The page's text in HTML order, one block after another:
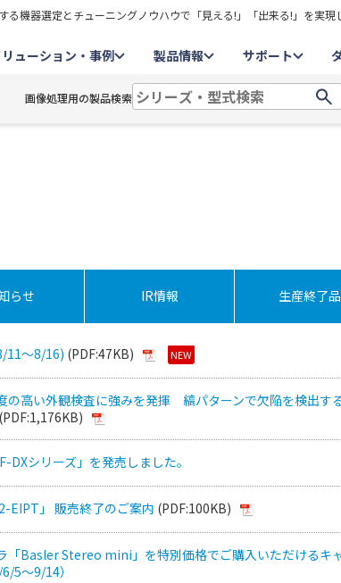
機器選定とチューニングノウハウで「見える!」「出来る!」を実現
ューション・事例 製品情報 サポート
画像処理用の製品検索
らせ IR情報 生産終了品
11～8/16) (PDF:47KB) NEW
の高い外観検査に強みを発揮 縞パターンで欠陥を検出す
(PDF:1,176KB)
DXシリーズ」を発売しました。
EIPT」 販売終了のご案内 (PDF:100KB)
「Basler Stereo mini」を特別価格でご購入いただけるキ
5～9/14）